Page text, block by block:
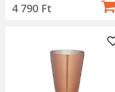
4 790 Ft